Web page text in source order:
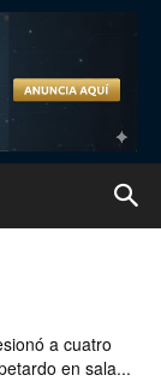
a cuatro
en sala...